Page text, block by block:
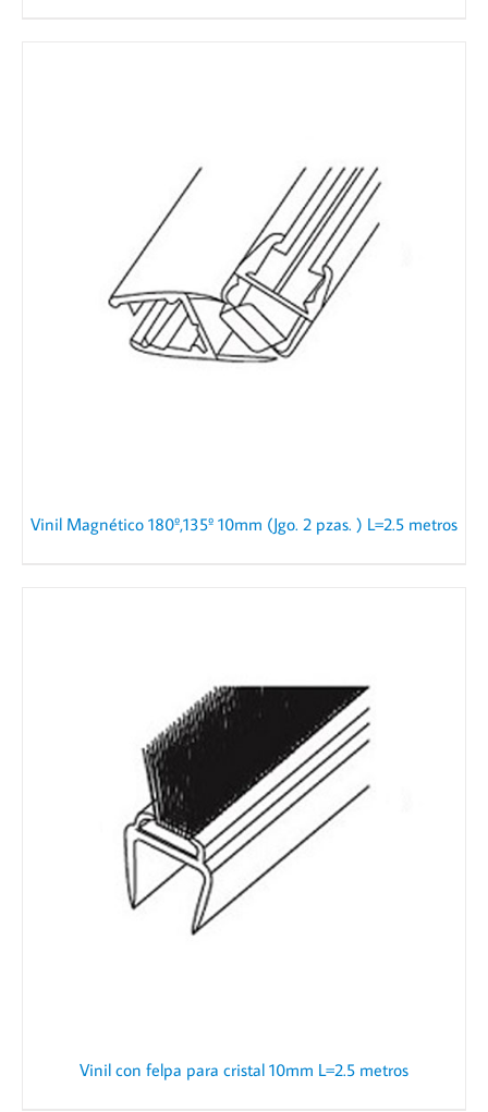
Vinil Magnético 180º,135º 10mm (Jgo. 2 pzas. ) L=2.5 metros
Vinil con felpa para cristal 10mm L=2.5 metros